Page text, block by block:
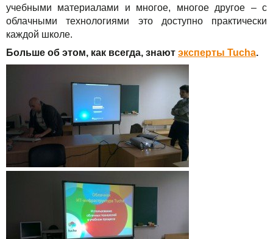
FAQ
Интервью
События
Праздники
учебными материалами и многое, многое другое – с
облачными технологиями это доступно практически
каждой школе.
Больше об этом, как всегда, знают эксперты Tucha.